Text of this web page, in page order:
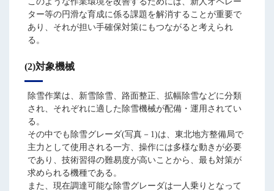
ター等の円滑な育成に係る課題を解消することが重要で
あり、それが担い手確保対策にもつながると考えられ
る。
(2)対象機械
除雪作業は、新雪除雪、路面整正、拡幅除雪などに分類
され、それぞれに適した除雪機械が配備・運用されてい
る。
その中でも除雪グレーダ(写真－1)は、東北地方整備局で
主力として使用される一方、操作には多様な動きが必要
であり、技術習得の難易度が高いことから、最も対策が
求められる機種である。
また、現在調達可能な除雪グレーダは一人乗りとなって